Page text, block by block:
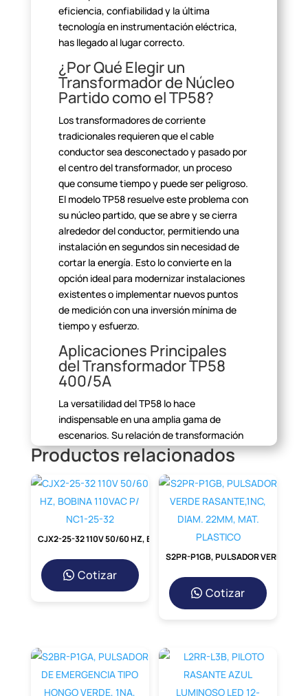
eficiencia, confiabilidad y la última
tecnología en instrumentacióneléctrica,
has llegado al lugar correcto.
¿Por Qué Elegir un
Transformador de Núcleo
Partido como elTP58?
Los transformadores de corriente
tradicionales requieren que elcable
conductor sea desconectado y pasado por
el centro del transformador, unproceso
que consume tiempo y puede ser peligroso.
El modelo TP58 resuelveeste problema con
su núcleo partido, que se abre y se cierra
alrededor delconductor, permitiendo una
instalación en segundos sin necesidad de
cortar la energía. Esto lo convierte en la
opción ideal para modernizar instalaciones
existentes o implementar nuevos puntos
de medición con una inversión mínima de
tiempo y esfuerzo.
Aplicaciones Principales
del Transformador TP58
400/5A
La versatilidad del TP58 lo hace
indispensable en una amplia gama de
escenarios. Su relación de transformación
de 400 Amperios primarios a 5Amperios
secundarios es perfecta para sistemas
trifásicos y monofásicos demedia
capacidad. Se utiliza comúnmente para la
medición de energía en
tableros de
distribución, alimentación de equipos de
medición comoamperímetros y vatímetros,
y como sensor para sistemas de monitoreo
deenergía y protecciones relé.
Beneficios Clave del
redcoind.pe,no solo obtienes un producto,
sino una solución integral. Nuestro
transformador está fabricado bajo los más
Productos relacionados
Cotizar
Cotizar